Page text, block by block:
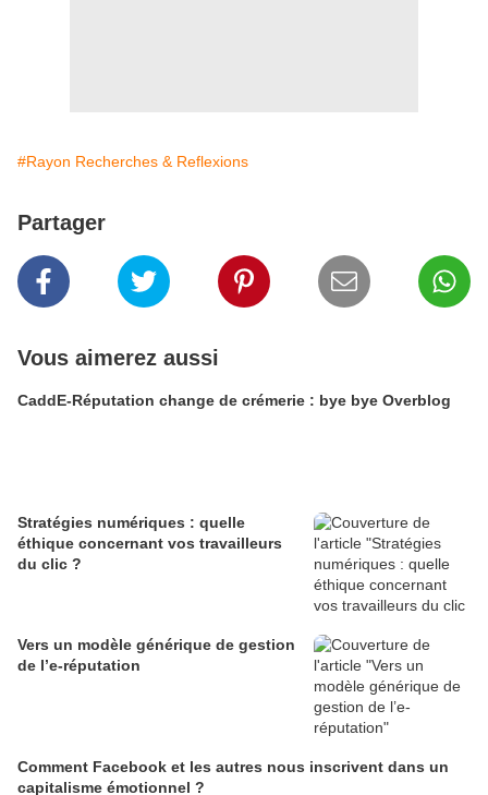
#Rayon Recherches & Reflexions
Partager
Vous aimerez aussi
CaddE-Réputation change de crémerie : bye bye Overblog
Stratégies numériques : quelle
éthique concernant vos travailleurs
du clic ?
Vers un modèle générique de gestion
de l’e-réputation
Comment Facebook et les autres nous inscrivent dans un
capitalisme émotionnel ?